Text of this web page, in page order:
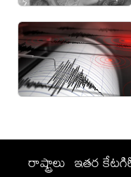
రాష్ట్రాలు ఇతర